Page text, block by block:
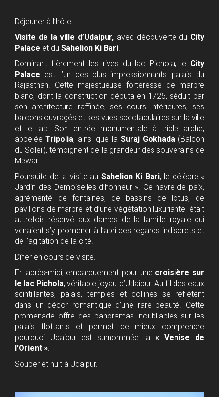
Déjeuner à l’hôtel.
Visite de la ville d’Udaipur, avec découverte du City
Palace et du Sahelion Ki Bari.
Dominant fièrement les rives du lac Pichola, le City
Palace est l’un des plus impressionnants palais du
Rajasthan. Cette majestueuse forteresse de marbre
blanc, dont la construction débuta en 1725, séduit par
son architecture raffinée, ses cours intérieures, ses
balcons ouvragés et ses vues spectaculaires sur la ville
et le lac. Son entrée monumentale à triple arche,
appeléeTripolia, ainsi que la Suraj Gokhada(Balcon
du Soleil), témoignent de la grandeur des souverains de
Mewar.
Poursuite de la visite au Sahelion Ki Bari, le célèbre «
Jardin des Demoiselles d’honneur ». Ce havre de paix,
agrémenté de fontaines, de bassins de lotus, de
pavillons de marbre et d’une végétation luxuriante, était
autrefois réservé aux dames de la famille royale qui
venaient s’y promener à l’abri des regards indiscrets et
de l’agitation de la cité.
Dîner en cours de visite.
En après-midi, embarquement pour une croisière sur
le lac Pichola, véritable joyau d’Udaipur. Au fil des eaux
scintillantes, palais, temples et collines se reflètent
dans un décor romantique d’une rare beauté. Cette
promenade offre des panoramas inoubliables sur les
palais flottants et permet de mieux comprendre
pourquoi Udaipur est surnommée la « Venise de
l’Orient ».
Souper et nuit à Udaipur.